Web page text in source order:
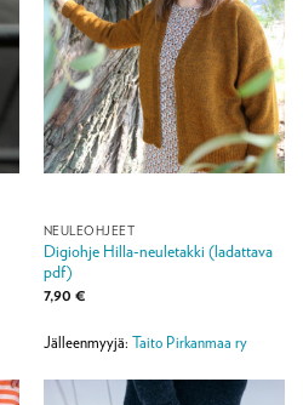
NEULEOHJEET
Digiohje Hilla-neuletakki (ladattava
pdf)
7,90 €
Jälleenmyyjä: Taito Pirkanmaa ry